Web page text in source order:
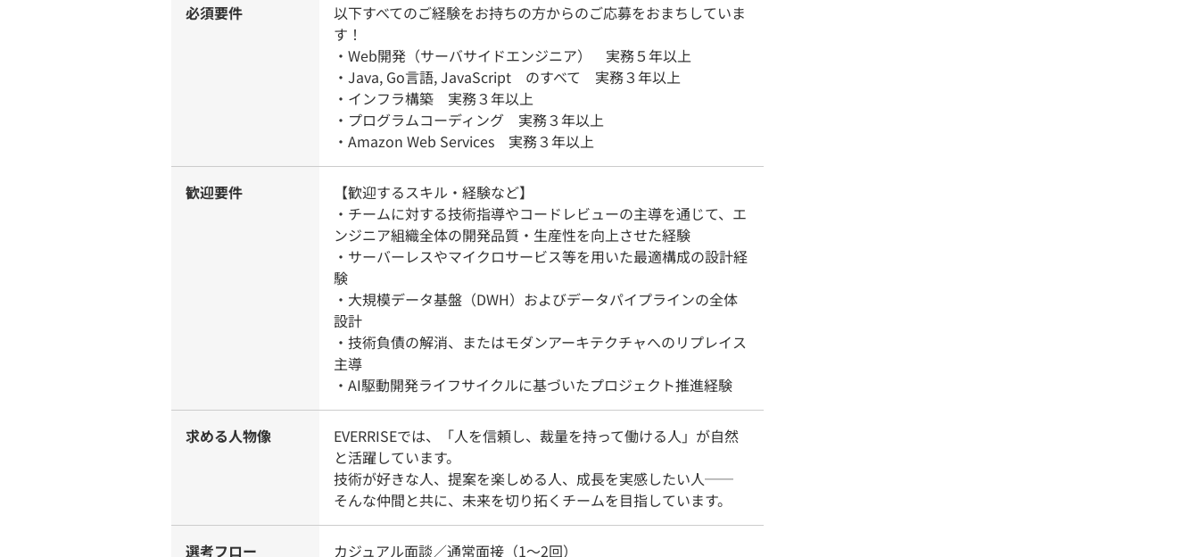
必須要件
以下すべてのご経験をお持ちの方からのご応募をおまちしていま
す！
・Web開発（サーバサイドエンジニア） 実務５年以上
・Java, Go言語, JavaScript のすべて 実務３年以上
・インフラ構築 実務３年以上
・プログラムコーディング 実務３年以上
・Amazon Web Services 実務３年以上
歓迎要件
【歓迎するスキル・経験など】
・チームに対する技術指導やコードレビューの主導を通じて、エ
ンジニア組織全体の開発品質・生産性を向上させた経験
・サーバーレスやマイクロサービス等を用いた最適構成の設計経
験
・大規模データ基盤（DWH）およびデータパイプラインの全体
設計
・技術負債の解消、またはモダンアーキテクチャへのリプレイス
主導
・AI駆動開発ライフサイクルに基づいたプロジェクト推進経験
求める人物像
EVERRISEでは、「人を信頼し、裁量を持って働ける人」が自然
と活躍しています。
技術が好きな人、提案を楽しめる人、成長を実感したい人──
そんな仲間と共に、未来を切り拓くチームを目指しています。
選考フロー カジュアル面談／通常面接（1～2回）